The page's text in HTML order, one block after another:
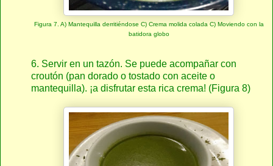
Figura 7. A) Mantequilla derritiéndose C) Crema molida colada C) Moviendo con la
batidora globo
6. Servir en un tazón. Se puede acompañar con
croutón (pan dorado o tostado con aceite o
mantequilla). ¡a disfrutar esta rica crema! (Figura 8)